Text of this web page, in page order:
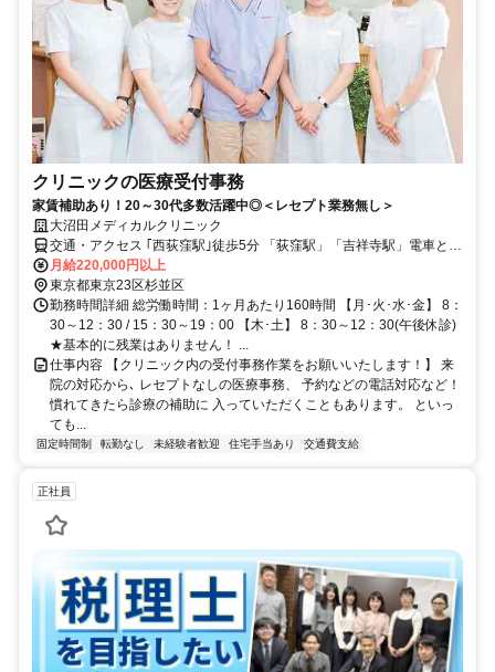
クリニックの医療受付事務
家賃補助あり！20～30代多数活躍中◎＜レセプト業務無し＞
大沼田メディカルクリニック
交通・アクセス ｢西荻窪駅｣徒歩5分 「荻窪駅」「吉祥寺駅」電車と徒
歩で１０分
月給220,000円以上
東京都東京23区杉並区
勤務時間詳細 総労働時間：1ヶ月あたり160時間 【月･火･水･金】 8：
30～12：30 / 15：30～19：00 【木･土】 8：30～12：30(午後休診)
★基本的に残業はありません！ ...
仕事内容 【クリニック内の受付事務作業をお願いいたします！】 来
院の対応から､ レセプトなしの医療事務、 予約などの電話対応など！
慣れてきたら診療の補助に 入っていただくこともあります。 といっ
ても...
固定時間制 転勤なし 未経験者歓迎 住宅手当あり 交通費支給
正社員